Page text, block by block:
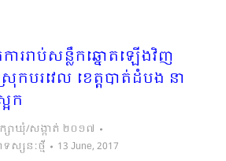
ាររាប់សន្លឹកឆ្នោតឡើងវិញ
កបរវេល ខេត្តបាត់ដំបង នា
ែក
ក្សាឃុំ/សង្កាត់ ២០១៧
ទស្សនៈថ្មី 13 June, 2017